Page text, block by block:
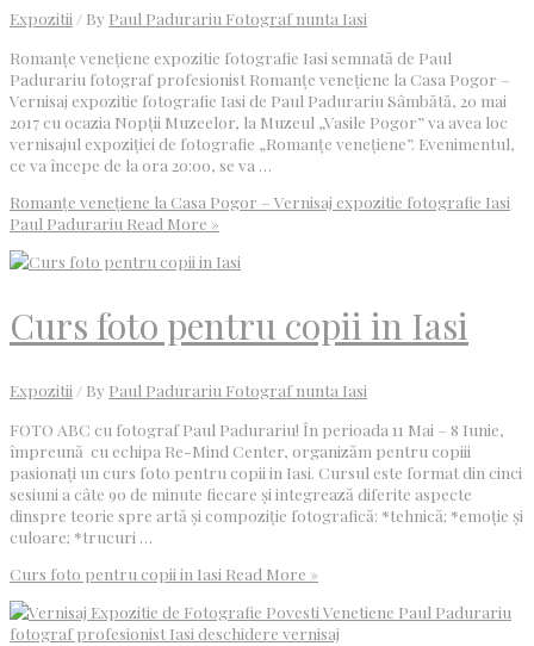
Expozitii / By Paul Padurariu Fotograf nunta Iasi
Romanțe venețiene expozitie fotografie Iasi semnată de Paul
Padurariu fotograf profesionist Romanțe venețiene la Casa Pogor –
Vernisaj expozitie fotografie Iasi de Paul Padurariu Sâmbătă, 20 mai
2017 cu ocazia Nopții Muzeelor, la Muzeul „Vasile Pogor” va avea loc
vernisajul expoziției de fotografie „Romanțe venețiene”. Evenimentul,
ce va începe de la ora 20:00, se va …
Romanțe venețiene la Casa Pogor – Vernisaj expozitie fotografie Iasi
Paul Padurariu Read More »
Curs foto pentru copii in Iasi
Expozitii / By Paul Padurariu Fotograf nunta Iasi
FOTO ABC cu fotograf Paul Padurariu! În perioada 11 Mai – 8 Iunie,
împreună cu echipa Re-Mind Center, organizăm pentru copiii
pasionați un curs foto pentru copii in Iasi. Cursul este format din cinci
sesiuni a câte 90 de minute fiecare și integrează diferite aspecte
dinspre teorie spre artă și compoziție fotografică: *tehnică; *emoție și
culoare; *trucuri …
Curs foto pentru copii in Iasi Read More »